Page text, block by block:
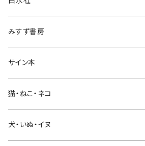
生活・暮らし
みすず書房
サイン本
猫・ねこ・ネコ
犬・いぬ・イヌ